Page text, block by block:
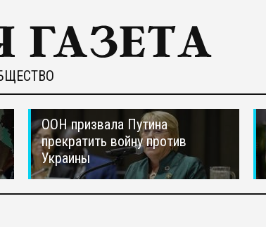
ООН призвала Путина
прекратить войну против
Украины